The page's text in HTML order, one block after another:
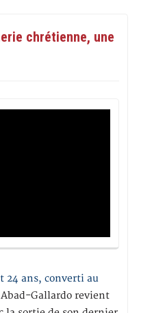
chrétienne, une
24 ans, converti au
Abad-Gallardo revient